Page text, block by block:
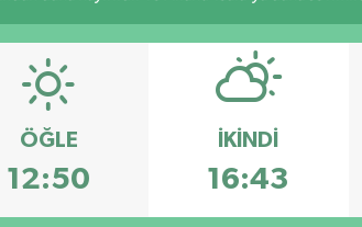
ÖĞLE
12:50
İKINDI
16:43